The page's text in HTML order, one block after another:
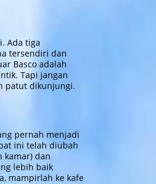
Ada tiga
tersendiri dan
Basco adalah
Tapi jangan
patut dikunjungi.
pernah menjadi
ini telah diubah
kamar) dan
lebih baik
mampirlah ke kafe